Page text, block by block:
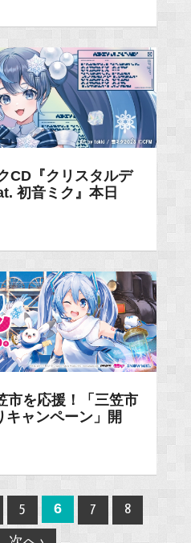
CD『クリスタルデ
初音ミク』本日
市を応援！「三笠市
キャンペーン」開
5 6 7 8